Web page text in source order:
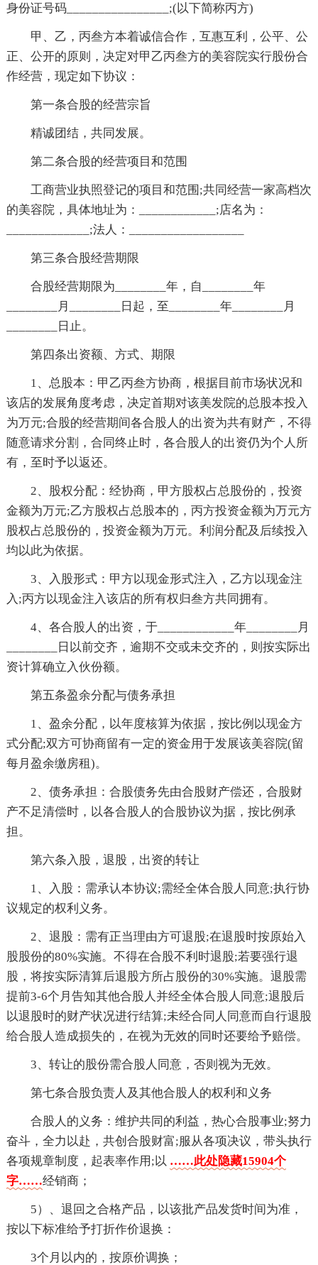
身份证号码________________;(以下简称丙方)
甲、乙，丙叁方本着诚信合作，互惠互利，公平、公
正、公开的原则，决定对甲乙丙叁方的美容院实行股份合
作经营，现定如下协议：
第一条合股的经营宗旨
精诚团结，共同发展。
第二条合股的经营项目和范围
工商营业执照登记的项目和范围;共同经营一家高档次
的美容院，具体地址为：____________;店名为：
_____________;法人：__________________
第三条合股经营期限
合股经营期限为________年，自________年
________月________日起，至________年________月
________日止。
第四条出资额、方式、期限
1、总股本：甲乙丙叁方协商，根据目前市场状况和
该店的发展角度考虑，决定首期对该美发院的总股本投入
为万元;合股的经营期间各合股人的出资为共有财产，不得
随意请求分割，合同终止时，各合股人的出资仍为个人所
有，至时予以返还。
2、股权分配：经协商，甲方股权占总股份的，投资
金额为万元;乙方股权占总股本的，丙方投资金额为万元方
股权占总股份的，投资金额为万元。利润分配及后续投入
均以此为依据。
3、入股形式：甲方以现金形式注入，乙方以现金注
入;丙方以现金注入该店的所有权归叁方共同拥有。
4、各合股人的出资，于____________年________月
________日以前交齐，逾期不交或未交齐的，则按实际出
资计算确立入伙份额。
第五条盈余分配与债务承担
1、盈余分配，以年度核算为依据，按比例以现金方
式分配;双方可协商留有一定的资金用于发展该美容院(留
每月盈余缴房租)。
2、债务承担：合股债务先由合股财产偿还，合股财
产不足清偿时，以各合股人的合股协议为据，按比例承
担。
第六条入股，退股，出资的转让
1、入股：需承认本协议;需经全体合股人同意;执行协
议规定的权利义务。
2、退股：需有正当理由方可退股;在退股时按原始入
股股份的80%实施。不得在合股不利时退股;若要强行退
股，将按实际清算后退股方所占股份的30%实施。退股需
提前3-6个月告知其他合股人并经全体合股人同意;退股后
以退股时的财产状况进行结算;未经合同人同意而自行退股
给合股人造成损失的，在视为无效的同时还要给予赔偿。
3、转让的股份需合股人同意，否则视为无效。
第七条合股负责人及其他合股人的权利和义务
合股人的义务：维护共同的利益，热心合股事业;努力
奋斗，全力以赴，共创合股财富;服从各项决议，带头执行
各项规章制度，起表率作用;以 ……此处隐藏15904个
字……经销商；
5）、退回之合格产品，以该批产品发货时间为准，
按以下标准给予打折作价退换：
3个月以内的，按原价调换；